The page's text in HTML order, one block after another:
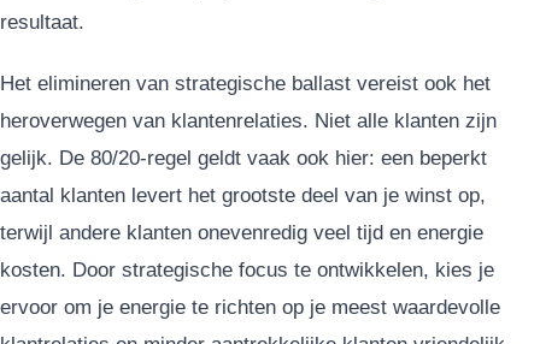
resultaat.
Het elimineren van strategische ballast vereist ook het
heroverwegen van klantenrelaties. Niet alle klanten zijn
gelijk. De 80/20-regel geldt vaak ook hier: een beperkt
aantal klanten levert het grootste deel van je winst op,
terwijl andere klanten onevenredig veel tijd en energie
kosten. Door strategische focus te ontwikkelen, kies je
ervoor om je energie te richten op je meest waardevolle